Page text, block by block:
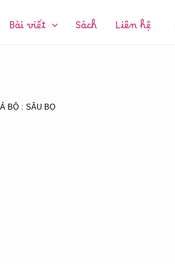
Bài viết Sách Liên hệ
BỘ : SÂU BỌ